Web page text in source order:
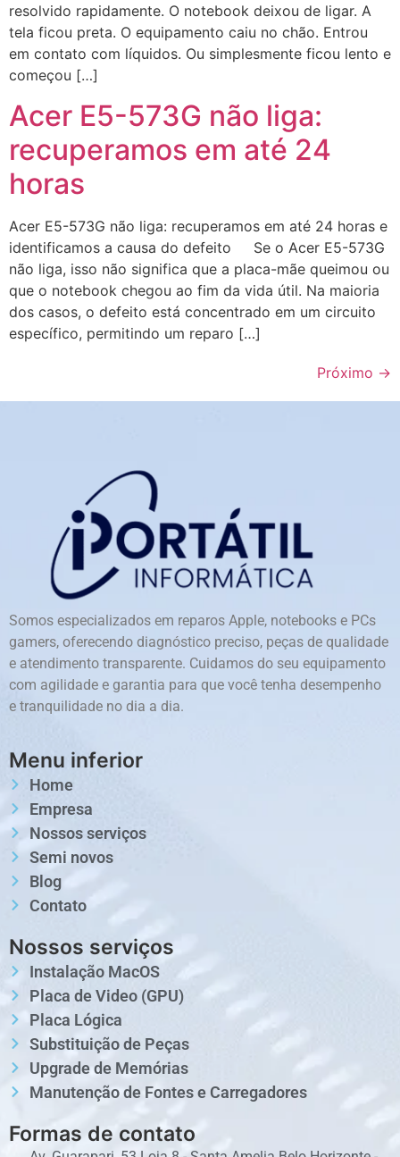
resolvido rapidamente. O notebook deixou de ligar. A
tela ficou preta. O equipamento caiu no chão. Entrou
em contato com líquidos. Ou simplesmente ficou lento e
começou […]
Acer E5-573G não liga:
recuperamos em até 24
horas
Acer E5-573G não liga: recuperamos em até 24 horas e
identificamos a causa do defeito Se o Acer E5-573G
não liga, isso não significa que a placa-mãe queimou ou
que o notebook chegou ao fim da vida útil. Na maioria
dos casos, o defeito está concentrado em um circuito
específico, permitindo um reparo […]
Próximo →
Somos especializados em reparos Apple, notebooks e PCs
gamers, oferecendo diagnóstico preciso, peças de qualidade
e atendimento transparente. Cuidamos do seu equipamento
com agilidade e garantia para que você tenha desempenho
e tranquilidade no dia a dia.
Menu inferior
Home
Empresa
Nossos serviços
Semi novos
Blog
Contato
Nossos serviços
Instalação MacOS
Placa de Video (GPU)
Placa Lógica
Substituição de Peças
Upgrade de Memórias
Manutenção de Fontes e Carregadores
Formas de contato